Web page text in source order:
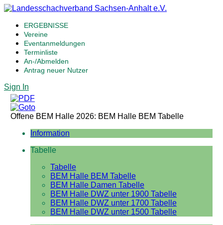
ERGEBNISSE
Vereine
Eventanmeldungen
Terminliste
An-/Abmelden
Antrag neuer Nutzer
Sign In
Offene BEM Halle 2026: BEM Halle BEM Tabelle
Information
Tabelle
Tabelle
BEM Halle BEM Tabelle
BEM Halle Damen Tabelle
BEM Halle DWZ unter 1900 Tabelle
BEM Halle DWZ unter 1700 Tabelle
BEM Halle DWZ unter 1500 Tabelle